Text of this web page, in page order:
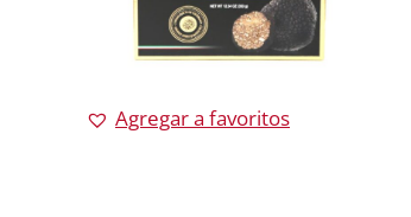
Agregar a favoritos